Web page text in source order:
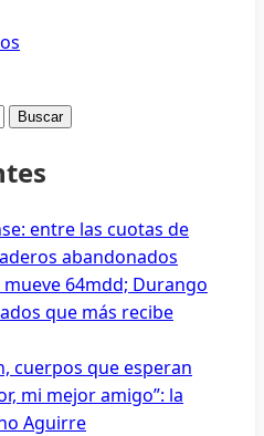
entre las cuotas de
abandonados
mueve 64mdd; Durango
que más recibe
cuerpos que esperan
mi mejor amigo”: la
Aguirre